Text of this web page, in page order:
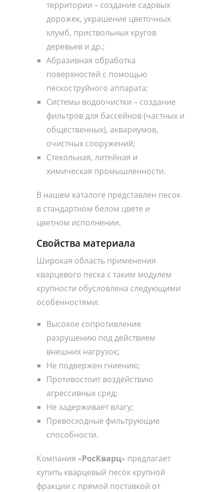
территории – создание садовых
дорожек, украшение цветочных
клумб, приствольных кругов
деревьев и др.;
Абразивная обработка
поверхностей с помощью
пескоструйного аппарата;
Системы водоочистки – создание
фильтров для бассейнов (частных и
общественных), аквариумов,
очистных сооружений;
Стекольная, литейная и
химическая промышленности.
В нашем каталоге представлен песок
в стандартном белом цвете и
цветном исполнении.
Свойства материала
Широкая область применения
кварцевого песка с таким модулем
крупности обусловлена следующими
особенностями:
Высокое сопротивление
разрушению под действием
внешних нагрузок;
Не подвержен гниению;
Противостоит воздействию
агрессивных сред;
Не задерживает влагу;
Превосходные фильтрующие
способности.
Компания «РосКварц» предлагает
купить кварцевый песок крупной
фракции с прямой поставкой от